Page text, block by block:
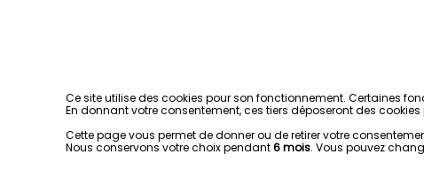
Ce site utilise des cookies pour son fonctionnement. Certaines
En donnant votre consentement, ces tiers déposeront des
Cette page vous permet de donner ou de retirer votre
Nous conservons votre choix pendant6 mois. Vous pouvez